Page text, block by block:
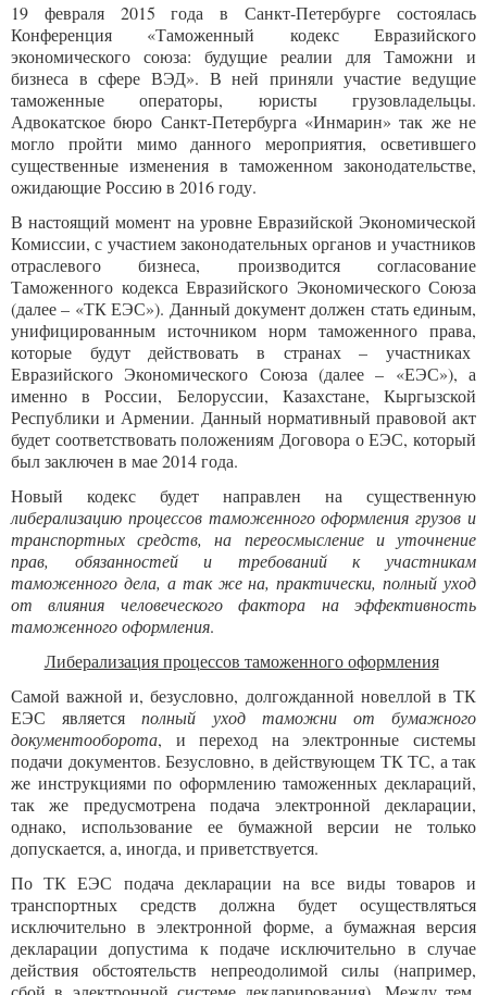
19 февраля 2015 года в Санкт-Петербурге состоялась
Конференция «Таможенный кодекс Евразийского
экономического союза: будущие реалии для Таможни и
бизнеса в сфере ВЭД». В ней приняли участие ведущие
таможенные операторы, юристы грузовладельцы.
Адвокатское бюро Санкт-Петербурга «Инмарин» так же не
могло пройти мимо данного мероприятия, осветившего
существенные изменения в таможенном законодательстве,
ожидающие Россию в 2016 году.
В настоящий момент на уровне Евразийской Экономической
Комиссии, с участием законодательных органов и участников
отраслевого бизнеса, производится согласование
Таможенного кодекса Евразийского Экономического Союза
(далее – «ТК ЕЭС»). Данный документ должен стать единым,
унифицированным источником норм таможенного права,
которые будут действовать в странах – участниках
Евразийского Экономического Союза (далее – «ЕЭС»), а
именно в России, Белоруссии, Казахстане, Кыргызской
Республики и Армении. Данный нормативный правовой акт
будет соответствовать положениям Договора о ЕЭС, который
был заключен в мае 2014 года.
Новый кодекс будет направлен на существенную
либерализацию процессов таможенного оформления грузов и
транспортных средств, на переосмысление и уточнение
прав, обязанностей и требований к участникам
таможенного дела, а так же на, практически, полный уход
от влияния человеческого фактора на эффективность
таможенного оформления.
Либерализация процессов таможенного оформления
Самой важной и, безусловно, долгожданной новеллой в ТК
ЕЭС являетсяполный уход таможни от бумажного
документооборота, и переход на электронные системы
подачи документов. Безусловно, в действующем ТК ТС, а так
же инструкциями по оформлению таможенных деклараций,
так же предусмотрена подача электронной декларации,
однако, использование ее бумажной версии не только
допускается, а, иногда, и приветствуется.
По ТК ЕЭС подача декларации на все виды товаров и
транспортных средств должна будет осуществляться
исключительно в электронной форме, а бумажная версия
декларации допустима к подаче исключительно в случае
действия обстоятельств непреодолимой силы (например,